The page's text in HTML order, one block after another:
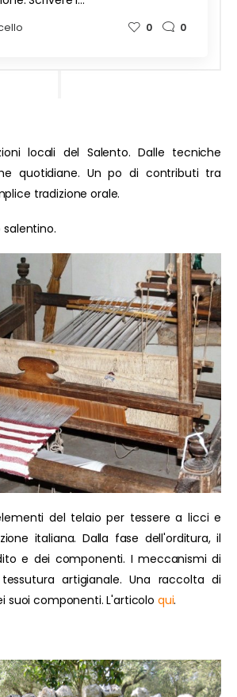
0 0
locali del Salento. Dalle tecniche
quotidiane. Un po di contributi tra
tradizione orale.
salentino.
del telaio per tessere a licci e
italiana. Dalla fase dell'orditura, il
e dei componenti. I meccanismi di
artigianale. Una raccolta di
suoi componenti. L'articolo qui.